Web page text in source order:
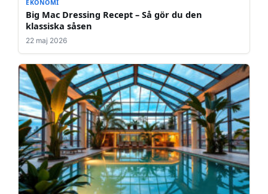
EKONOMI
Big Mac Dressing Recept – Så gör du den
klassiska såsen
22 maj 2026